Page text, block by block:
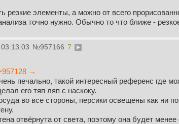
элементы, а можно от всего
точно нужно. Обычно то что ближе -
№957166 7
→
печально, такой интересный референс где
его тяп ляп с наскоку.
во все стороны, персики освещены как ни
отвёрнута от света, поэтому она будет